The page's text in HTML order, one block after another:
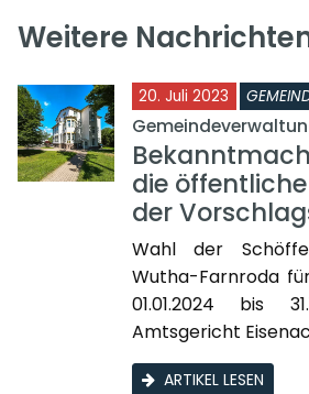
Weitere
20. Juli 2023
die
der
Wahl der
Wutha-Farnroda
01.01.2024 bis
Amtsgericht
ARTIKEL LESEN